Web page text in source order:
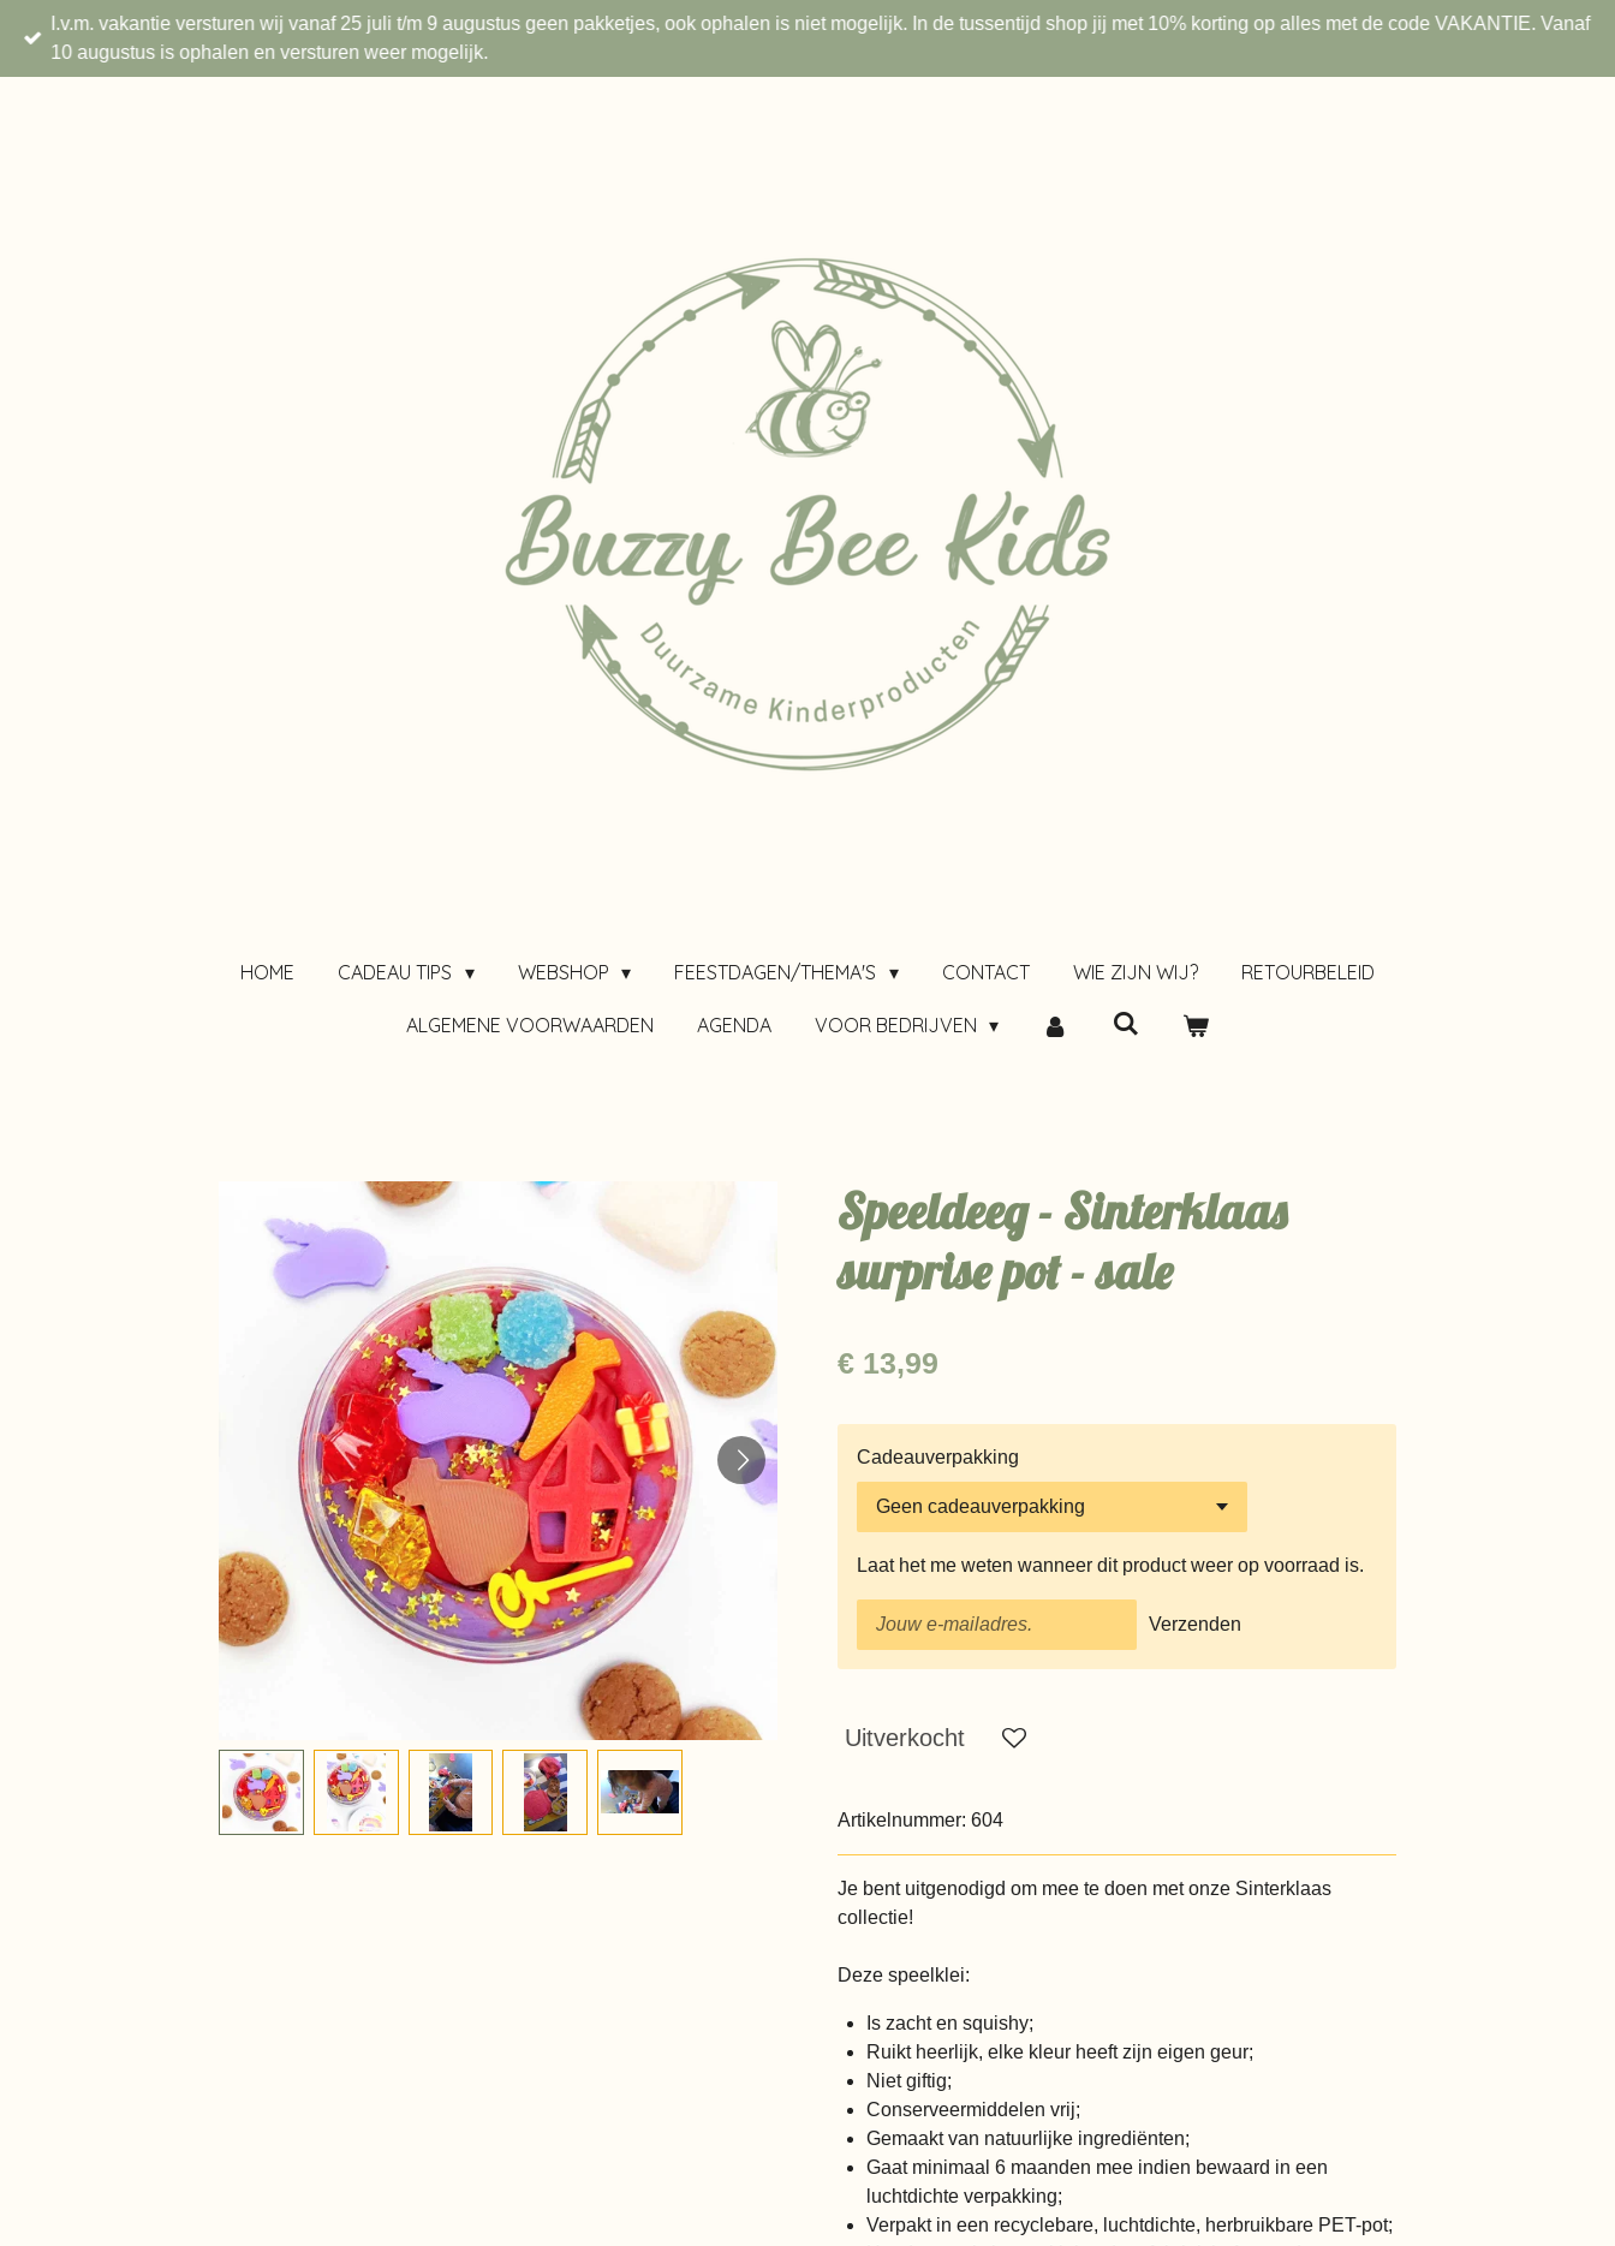
direct
naar
I.v.m. vakantie versturen wij vanaf 25 juli t/m 9 augustus geen pakketjes, ook ophalen is niet mogelijk. In de tussentijd shop jij met 10% korting op alles met de code VAKANTIE. Vanaf
10 augustus is ophalen en versturen weer mogelijk.
HOME CADEAU TIPS WEBSHOP FEESTDAGEN/THEMA'S CONTACT WIE ZIJN WIJ? RETOURBELEID
ALGEMENE VOORWAARDEN AGENDA VOOR BEDRIJVEN
Speeldeeg - Sinterklaas
surprise pot - sale
€ 13,99
Cadeauverpakking
Laat het me weten wanneer dit product weer op voorraad is.
Verzenden
Uitverkocht
Artikelnummer: 604
Je bent uitgenodigd om mee te doen met onze Sinterklaas
collectie!
Deze speelklei:
Is zacht en squishy;
Ruikt heerlijk, elke kleur heeft zijn eigen geur;
Niet giftig;
Conserveermiddelen vrij;
Gemaakt van natuurlijke ingrediënten;
Gaat minimaal 6 maanden mee indien bewaard in een
luchtdichte verpakking;
Verpakt in een recyclebare, luchtdichte, herbruikbare PET-pot;